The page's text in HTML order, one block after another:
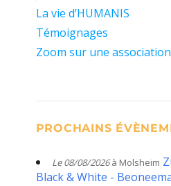
La vie d’HUMANIS
Témoignages
Zoom sur une association
PROCHAINS
Le 08/08/2026à Molsheim
Black & White -